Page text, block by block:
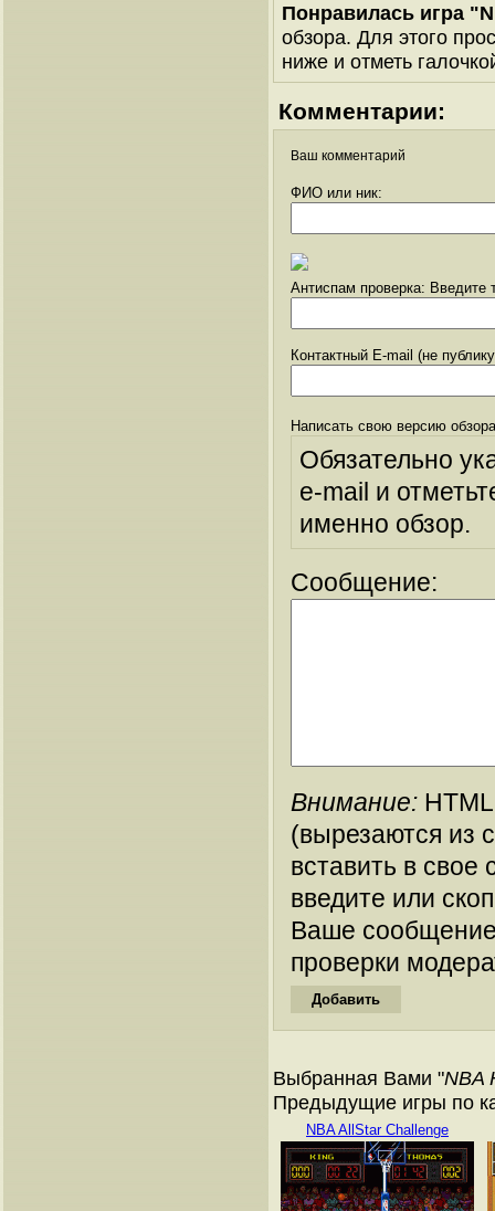
Понравилась игра
обзора. Для этого
ниже и отметь
Комментарии:
Ваш комментарий
ФИО или ник:
Антиспам проверка: Введите
Контактный E-mail (не
Написать свою версию
Обязательно
e-mail и
именно обзор.
Сообщение:
Внимание:
(вырезаются из
вставить в
введите или
Ваше
проверки
Выбранная Вами "NBA
Предыдущие игры по
NBA AllStar Challenge